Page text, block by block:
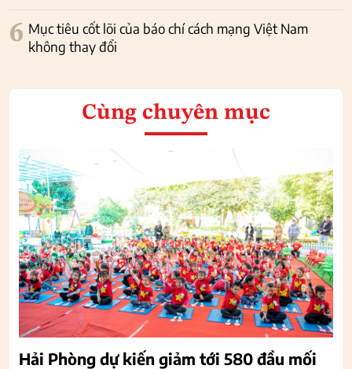
6 Mục tiêu cốt lõi của báo chí cách mạng Việt Nam
không thay đổi
Cùng chuyên mục
Hải Phòng dự kiến giảm tới 580 đầu mối